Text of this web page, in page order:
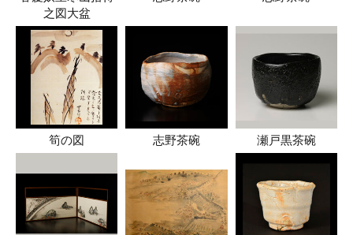
之図大盆
筍の図 志野茶碗 瀬戸黒茶碗